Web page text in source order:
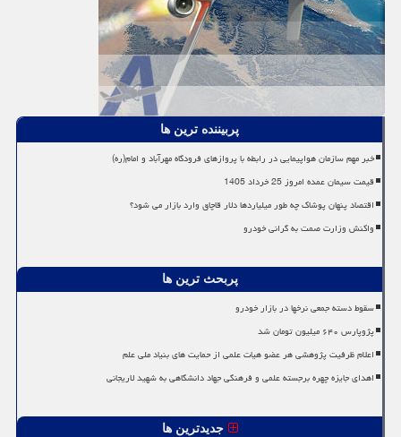
پربیننده ترین ها
خبر مهم سازمان هواپیمایی در رابطه با پروازهای فرودگاه مهرآباد و امام(ره)
قیمت سیمان عمده امروز 25 خرداد 1405
اقتصاد پنهان پوشاک چه طور میلیاردها دلار قاچاق وارد بازار می شود؟
واکنش وزارت صمت به گرانی خودرو
پربحث ترین ها
سقوط دسته جمعی نرخها در بازار خودرو
پژوپارس ۶۴۰ میلیون تومان شد
اعلام ظرفیت پژوهشی هر عضو هیات علمی از حمایت های بنیاد ملی علم
اهدای جایزه چهره برجسته علمی و فرهنگی جهاد دانشگاهی به شهید لاریجانی
جدیدترین ها